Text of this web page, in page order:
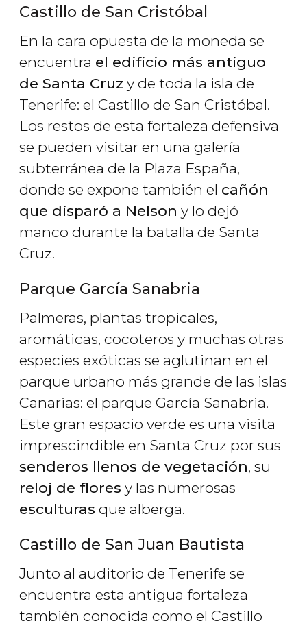
Castillo de San Cristóbal
En la cara opuesta de la moneda se
encuentra el edificio más antiguo
de Santa Cruz y de toda la isla de
Tenerife: el Castillo de San Cristóbal.
Los restos de esta fortaleza defensiva
se pueden visitar en una galería
subterránea de la Plaza España,
donde se expone también el cañón
que disparó a Nelson y lo dejó
manco durante la batalla de Santa
Cruz.
Parque García Sanabria
Palmeras, plantas tropicales,
aromáticas, cocoteros y muchas otras
especies exóticas se aglutinan en el
parque urbano más grande de las islas
Canarias: el parque García Sanabria.
Este gran espacio verde es una visita
imprescindible en Santa Cruz por sus
senderos llenos de vegetación, su
reloj de flores y las numerosas
esculturas que alberga.
Castillo de San Juan Bautista
Junto al auditorio de Tenerife se
encuentra esta antigua fortaleza
también conocida como el Castillo